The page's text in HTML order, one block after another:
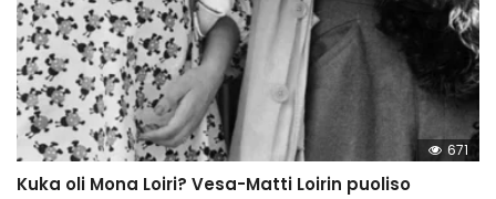
671
Kuka oli Mona Loiri? Vesa-Matti Loirin puoliso